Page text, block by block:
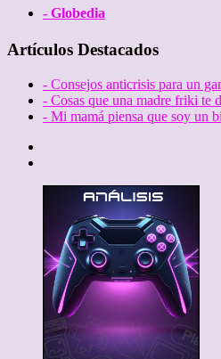
- Globedia
Artículos Destacados
- Consejos anticrisis para un
- Cosas que una madre friki te
- Mi mamá piensa que soy un